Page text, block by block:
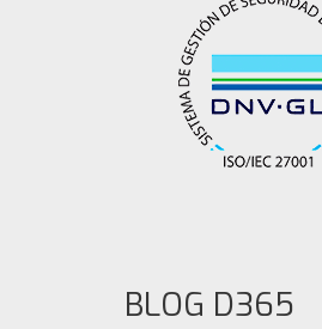
BLOG D365